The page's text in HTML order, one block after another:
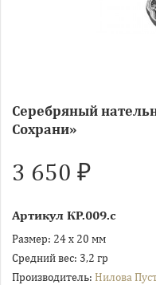
Серебряный нательный крест «Спаси и
Сохрани»
3 650 ₽
Артикул КР.009.с
Размер: 24 х 20 мм
Средний вес: 3,2 гр
Производитель: Нилова